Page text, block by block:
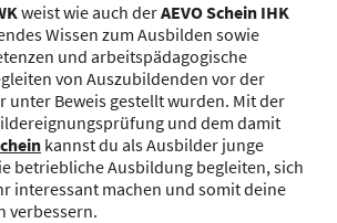
weist wie auch derAEVO Schein IHK
Wissen zum Ausbilden sowie
und arbeitspädagogische
von Auszubildenden vor der
unter Beweis gestellt wurden. Mit der
und dem damit
kannst du als Ausbilder junge
betriebliche Ausbildung begleiten, sich
interessant machen und somit deine
verbessern.